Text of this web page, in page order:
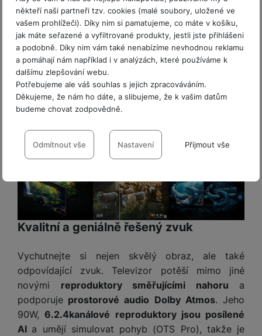
někteří naši partneři tzv. cookies (malé soubory, uložené ve
vašem prohlížeči). Díky nim si pamatujeme, co máte v košíku,
jak máte seřazené a vyfiltrované produkty, jestli jste přihlášeni
a podobně. Díky nim vám také nenabízíme nevhodnou reklamu
a pomáhají nám například i v analýzách, které používáme k
dalšímu zlepšování webu.
Potřebujeme ale váš souhlas s jejich zpracováváním.
Děkujeme, že nám ho dáte, a slibujeme, že k vašim datům
budeme chovat zodpovědně.
Nastavení souhlasů s kategoriemi
cookies
VŽDY AKTIVNÍ
Technické cookies umožňují váš průchod nákupním košíkem,
porovnávání produktů a další nezbytné funkce.
Preferenční a rozšířené funkce
Preferenční a rozšířené funkce-abyste nemuseli vše
nastavovat znovu a abyste se s námi mohli spojit např. pomocí
Povoleno
Díky těmto cookies vám práci s naším webem dokážeme ještě
zpříjemnit. Dokážeme si zapamatovat vaše nastavení, mohou
vám pomoci s vyplňováním formulářů, umožní nám zobrazit
služby jako je chat a podobně.
Analytické
Analytické-abychom věděli, jak se na webu chováte, a mohli
náš web dále zlepšovat.
Povoleno
Odmítnout vše Nastavení Přijmout vše
dechberoucí kontrasta detailně vykreslit jak
světlé, tak tmavé oblasti. Hluboký kontrast,
extrémní jas a překrásné barvy umí naplno
zužitkovatNeo Quantum HDR 8K Pro, a Samsung
dokoncezvládá klasický (SDR) obsah vylepšit na
úroveň srovnatelnou s HDR. Mozkem televizoru –
a to pořádně chytrým – jeprocesor NQ8 AI Gen3
Tenoptimalizuje obraz za všech okolností
zostřit detaily i při rychlém pohybu, což ocení
fanoušci sportu.
Kvalitní a geniálně řešený zvuk
Vychutnejte si nejen skvělý obraz, ale také
odpovídající zvuk. Televizor potěší mimo jiné
novými reproduktory směřujícími nahoru a
podporuje prostorové audio Dolby Atmos. Jeho
90W,6.2.4kanálové reproduktory jsou posílené
AI a umějí simulovat pohyb (OTS Pro), takže je